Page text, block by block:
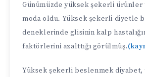
Günümüzde yüksek şekerli
moda oldu. Yüksek şekerli diyetle
deneklerinde glisinin kalp
faktörlerini azalttığı görülmüş.
Yüksek şekerli beslenmek diyabet,